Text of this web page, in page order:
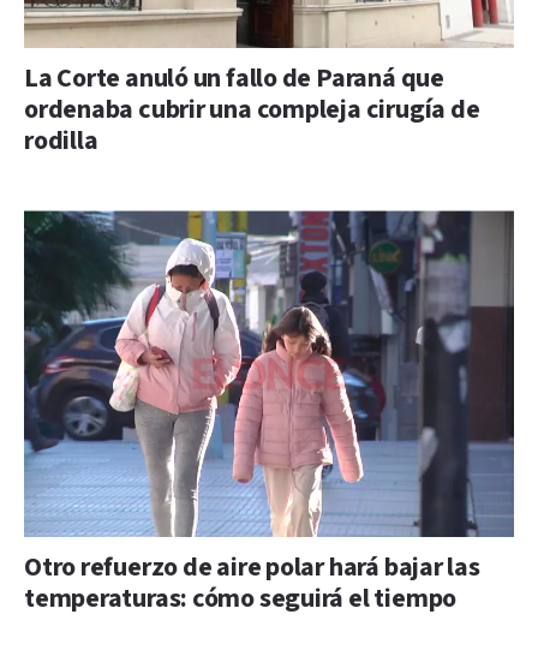
La Corte anuló un fallo de Paraná que
ordenaba cubrir una compleja cirugía de
rodilla
Otro refuerzo de aire polar hará bajar las
temperaturas: cómo seguirá el tiempo